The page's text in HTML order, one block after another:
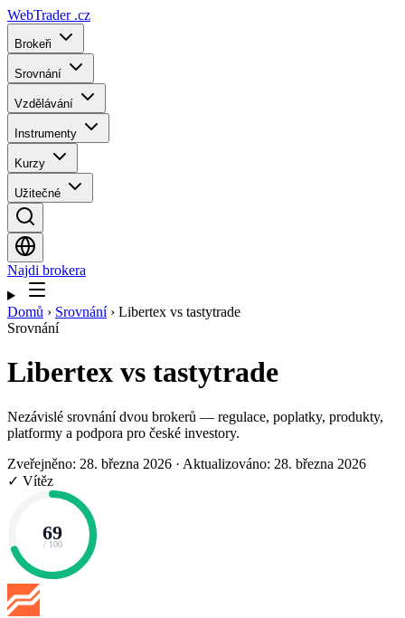
WebTrader .cz
Brokeři
Srovnání
Vzdělávání
Instrumenty
Kurzy
Užitečné
Najdi brokera
Domů › Srovnání › Libertex vs tastytrade
Srovnání
Libertex vs tastytrade
Nezávislé srovnání dvou brokerů — regulace, poplatky, produkty,
platformy a podpora pro české investory.
Zveřejněno: 28. března 2026 · Aktualizováno: 28. března 2026
✓ Vítěz
69
/ 100